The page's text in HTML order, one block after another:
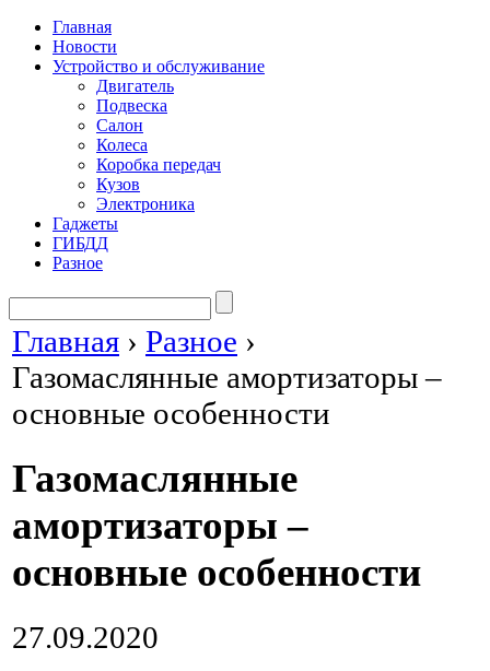
Главная
Новости
Устройство и обслуживание
Двигатель
Подвеска
Салон
Колеса
Коробка передач
Кузов
Электроника
Гаджеты
ГИБДД
Разное
Главная › Разное ›
Газомаслянные амортизаторы –
основные особенности
Газомаслянные
амортизаторы –
основные особенности
27.09.2020